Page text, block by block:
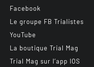
Facebook
Le groupe FB Trialistes
YouTube
La boutique Trial Mag
Trial Mag sur l’app IOS